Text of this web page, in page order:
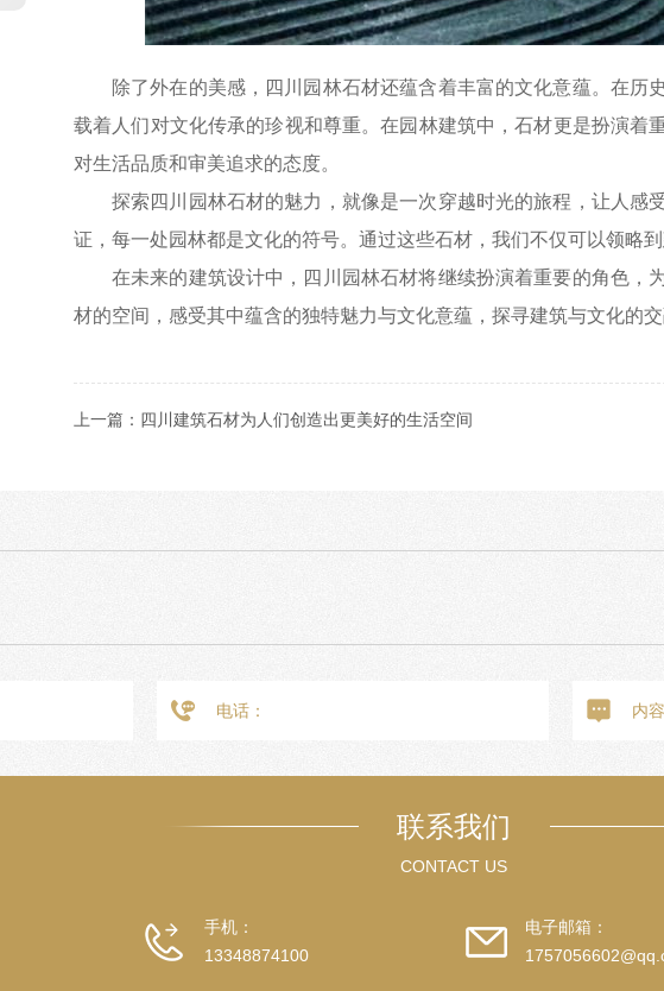
除了外在的美感，四川园林石材还蕴含着丰富的文化意蕴。在
载着人们对文化传承的珍视和尊重。在园林建筑中，石材更是扮演着
对生活品质和审美追求的态度。
探索四川园林石材的魅力，就像是一次穿越时光的旅程，让人
证，每一处园林都是文化的符号。通过这些石材，我们不仅可以领略
在未来的建筑设计中，四川园林石材将继续扮演着重要的角色
材的空间，感受其中蕴含的独特魅力与文化意蕴，探寻建筑与文化的交
上一篇： 四川建筑石材为人们创造出更美好的生活空间
联系我们
CONTACT US
手机：
13348874100
电子邮箱：